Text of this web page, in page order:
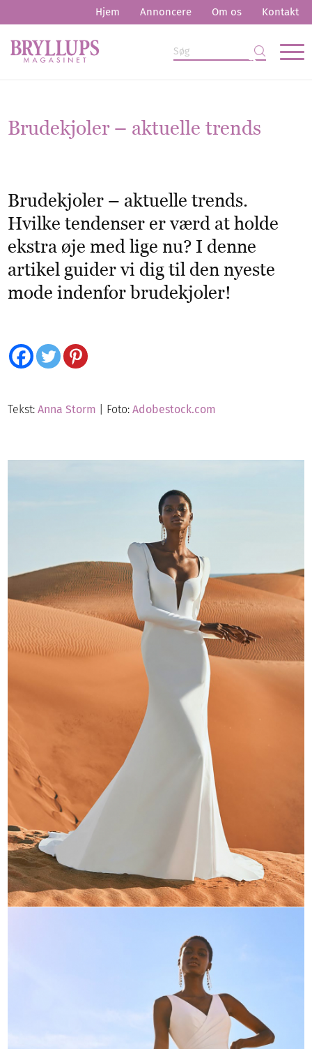
Hjem Annoncere Om os Kontakt
Brudekjoler – aktuelle trends
Brudekjoler – aktuelle trends.
Hvilke tendenser er værd at holde
ekstra øje med lige nu? I denne
artikel guider vi dig til den nyeste
mode indenfor brudekjoler!
Tekst:Anna Storm | Foto:Adobestock.com